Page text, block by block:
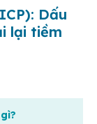
Dấu
lại tiềm